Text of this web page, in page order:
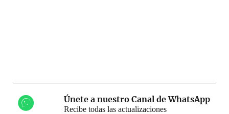
Únete a nuestro Canal de WhatsApp
Recibe todas las actualizaciones